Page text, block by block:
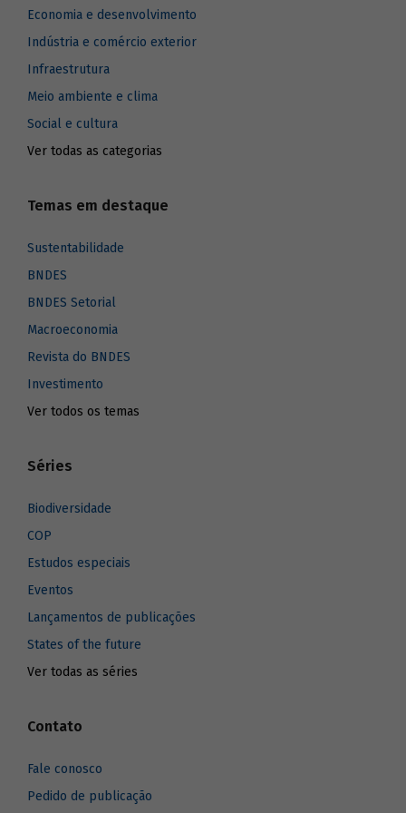
Economia e desenvolvimento
Indústria e comércio exterior
Infraestrutura
Meio ambiente e clima
Social e cultura
Ver todas as categorias
Temas em destaque
Sustentabilidade
BNDES
BNDES Setorial
Macroeconomia
Revista do BNDES
Investimento
Ver todos os temas
Séries
Biodiversidade
COP
Estudos especiais
Eventos
Lançamentos de publicações
States of the future
Ver todas as séries
Contato
Fale conosco
Pedido de publicação